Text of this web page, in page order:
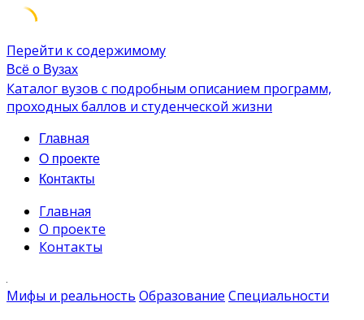
Перейти к содержимому
Всё о Вузах
Каталог вузов с подробным описанием программ,
проходных баллов и студенческой жизни
Главная
О проекте
Контакты
Главная
О проекте
Контакты
Мифы и реальность Образование Специальности